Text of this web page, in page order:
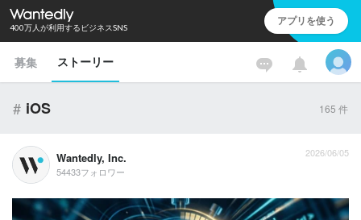
400万人が利用するビジネスSNS アプリを使う
募集 ストーリー
# iOS 165 件
Wantedly, Inc.
54433フォロワー
2026/06/05